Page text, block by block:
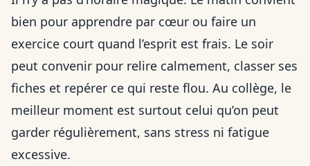
bien pour apprendre par cœur ou faire un
exercice court quand l’esprit est frais. Le soir
peut convenir pour relire calmement, classer ses
fiches et repérer ce qui reste flou. Au collège, le
meilleur moment est surtout celui qu’on peut
garder régulièrement, sans stress ni fatigue
excessive.